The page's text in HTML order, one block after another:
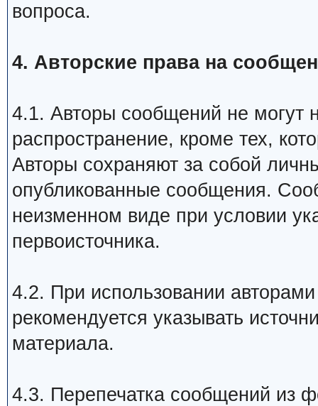
вопроса.
4. Авторские права на
4.1. Авторы сообщений не могут
распространение, кроме тех,
Авторы сохраняют за собой
опубликованные сообщения.
неизменном виде при условии
первоисточника.
4.2. При использовании
рекомендуется указывать
материала.
4.3. Перепечатка сообщений из